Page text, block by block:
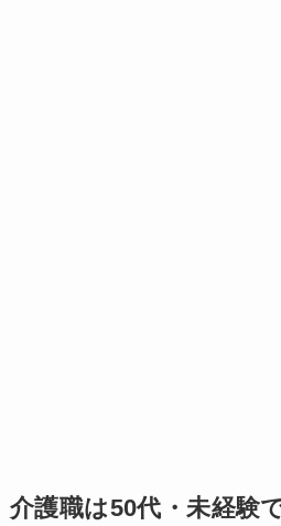
介護職は50代・未経験